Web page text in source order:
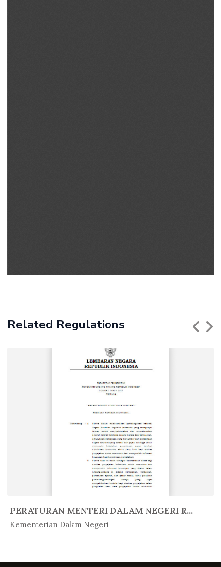
Related Regulations
PERATURAN MENTERI DALAM NEGERI R...
Kementerian Dalam Negeri
In Peratur...